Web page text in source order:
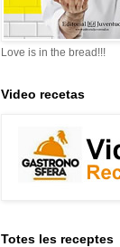
Love is in the bread!!!
Video recetas
Totes les receptes